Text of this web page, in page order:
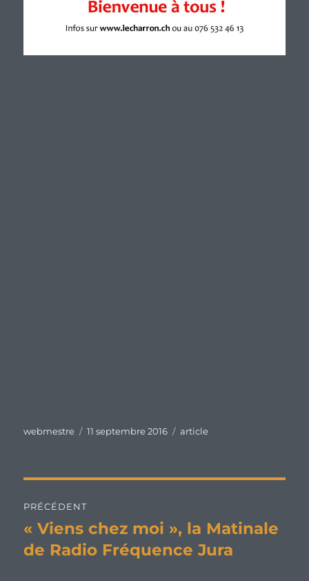
Auteur
webmestre
Publié
11 septembre 2016 Catégories
article
de
l’article
PRÉCÉDENT
Publication
précédente :
« Viens chez moi », la Matinale
de Radio Fréquence Jura